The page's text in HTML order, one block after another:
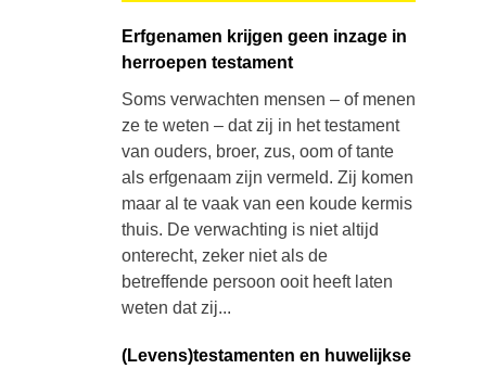
Erfgenamen krijgen geen inzage in
herroepen testament
Soms verwachten mensen – of menen
ze te weten – dat zij in het testament
van ouders, broer, zus, oom of tante
als erfgenaam zijn vermeld. Zij komen
maar al te vaak van een koude kermis
thuis. De verwachting is niet altijd
onterecht, zeker niet als de
betreffende persoon ooit heeft laten
weten dat zij...
(Levens)testamenten en huwelijkse